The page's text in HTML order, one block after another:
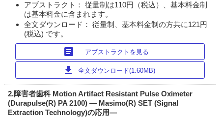
アブストラクト： 従量制は110円（税込）、基本料金制
は基本料金に含まれます。
全文ダウンロード： 従量制、基本料金制の方共に121円
(税込) です。
article アブストラクトを見る
download 全文ダウンロード(1.60MB)
2.障害者歯科 Motion Artifact Resistant Pulse Oximeter
(Durapulse(R) PA 2100) ― Masimo(R) SET (Signal
Extraction Technology)の応用―